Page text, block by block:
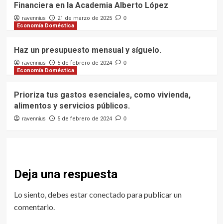
Financiera en la Academia Alberto López
ravennius 21 de marzo de 2025 0
Economía Doméstica
Haz un presupuesto mensual y síguelo.
ravennius 5 de febrero de 2024 0
Economía Doméstica
Prioriza tus gastos esenciales, como vivienda,
alimentos y servicios públicos.
ravennius 5 de febrero de 2024 0
Deja una respuesta
Lo siento, debes estarconectado para publicar un
comentario.